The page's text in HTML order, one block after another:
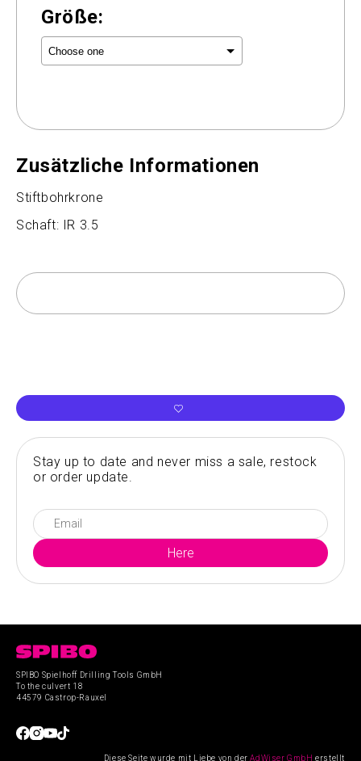
Größe:
Zusätzliche Informationen
Stiftbohrkrone
Schaft: IR 3.5
Stay up to date and never miss a sale, restock
or order update.
SPIBO Spielhoff Drilling Tools GmbH
To the culvert 18
44579 Castrop-Rauxel
Diese Seite wurde mit Liebe von derAdWiser GmbH erstellt